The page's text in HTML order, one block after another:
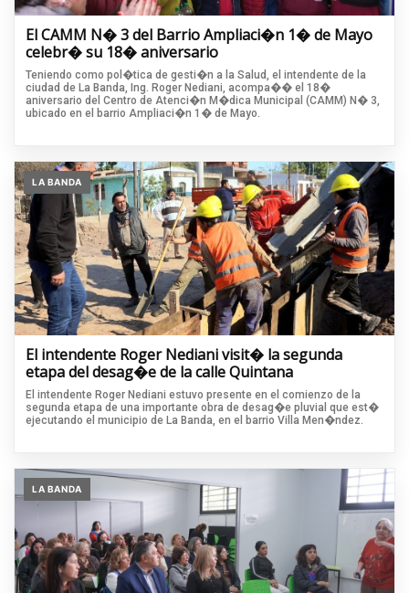
El CAMM N� 3 del Barrio Ampliaci�n 1� de Mayo
celebr� su 18� aniversario
Teniendo como pol�tica de gesti�n a la Salud, el intendente de la
ciudad de La Banda, Ing. Roger Nediani, acompa�� el 18�
aniversario del Centro de Atenci�n M�dica Municipal (CAMM) N� 3,
ubicado en el barrio Ampliaci�n 1� de Mayo.
LA BANDA
El intendente Roger Nediani visit� la segunda
etapa del desag�e de la calle Quintana
El intendente Roger Nediani estuvo presente en el comienzo de la
segunda etapa de una importante obra de desag�e pluvial que est�
ejecutando el municipio de La Banda, en el barrio Villa Men�ndez.
LA BANDA